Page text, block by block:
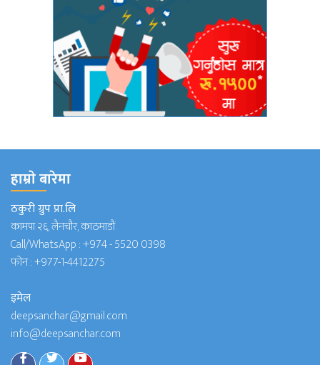
हाम्राे बारेमा
ठकुरी ग्रुप प्रा.लि
कामपा २६, लैनचौर, काठमाडौं
Call/WhatsApp :+974 - 5520 0398
फोन :+977-1-4412275
इमेल
deepsanchar@gmail.com
info@deepsanchar.com